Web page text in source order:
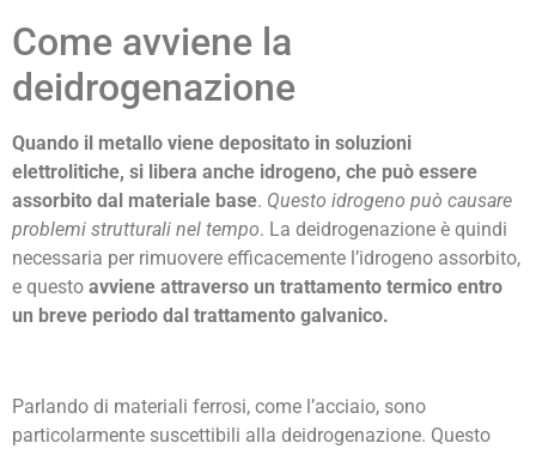
Come avviene la
deidrogenazione
Quando il metallo viene depositato in soluzioni
elettrolitiche, si libera anche idrogeno, che può essere
assorbito dal materiale base. Questo idrogeno può causare
problemi strutturali nel tempo. La deidrogenazione è quindi
necessaria per rimuovere efficacemente l’idrogeno assorbito,
e questo avviene attraverso un trattamento termico entro
un breve periodo dal trattamento galvanico.
Parlando di materiali ferrosi, come l’acciaio, sono
particolarmente suscettibili alla deidrogenazione. Questo